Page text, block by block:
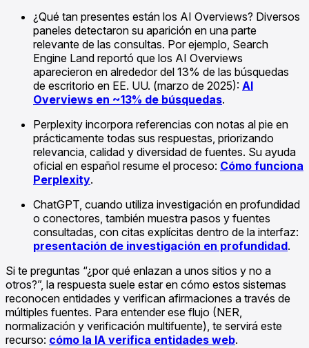
¿Qué tan presentes están los AI Overviews? Diversos
paneles detectaron su aparición en una parte
relevante de las consultas. Por ejemplo, Search
Engine Land reportó que los AI Overviews
aparecieron en alrededor del 13% de las búsquedas
de escritorio en EE. UU. (marzo de 2025): AI
Overviews en ~13% de búsquedas.
Perplexity incorpora referencias con notas al pie en
prácticamente todas sus respuestas, priorizando
relevancia, calidad y diversidad de fuentes. Su ayuda
oficial en español resume el proceso: Cómo funciona
Perplexity.
ChatGPT, cuando utiliza investigación en profundidad
o conectores, también muestra pasos y fuentes
consultadas, con citas explícitas dentro de la interfaz:
presentación de investigación en profundidad.
Si te preguntas “¿por qué enlazan a unos sitios y no a
otros?”, la respuesta suele estar en cómo estos sistemas
reconocen entidades y verifican afirmaciones a través de
múltiples fuentes. Para entender ese flujo (NER,
normalización y verificación multifuente), te servirá este
recurso: cómo la IA verifica entidades web.